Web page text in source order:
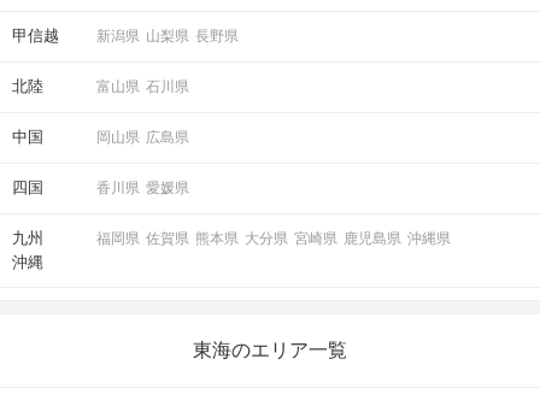
注意事項を申し上げます。
甲信越 新潟県 山梨県 長野県
北陸 富山県 石川県
中国 岡山県 広島県
四国 香川県 愛媛県
九州
沖縄
福岡県 佐賀県 熊本県 大分県 宮崎県 鹿児島県 沖縄県
東海のエリア一覧